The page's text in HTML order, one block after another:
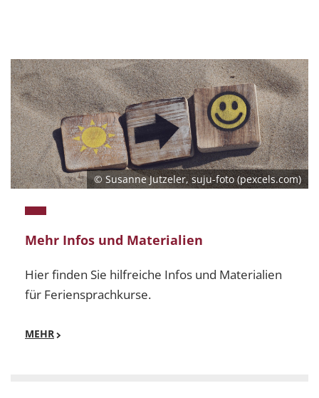
© Susanne Jutzeler, suju-foto (pexcels.com)
Mehr Infos und Materialien
Hier finden Sie hilfreiche Infos und Materialien
für Feriensprachkurse.
MEHR